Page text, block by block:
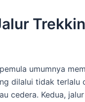
umumnya
dilalui tidak terlalu
cedera. Kedua,